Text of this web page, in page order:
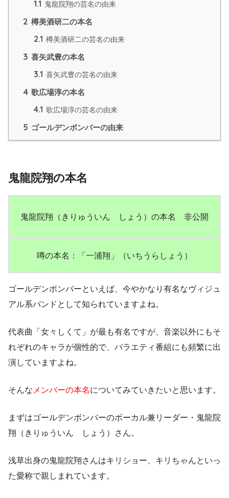
1.1 鬼龍院翔の芸名の由来
2 樽美酒研二の本名
2.1 樽美酒研二の芸名の由来
3 喜矢武豊の本名
3.1 喜矢武豊の芸名の由来
4 歌広場淳の本名
4.1 歌広場淳の芸名の由来
5 ゴールデンボンバーの由来
鬼龍院翔の本名
鬼龍院翔（きりゅういん しょう）の本名 非公開
噂の本名：「一浦翔」（いちうらしょう）
ゴールデンボンバーといえば、今やかなり有名なヴィジュ
アル系バンドとして知られていますよね。
代表曲 「女々しくて」 が最も有名ですが、音楽以外にもそ
れぞれのキャラが個性的で、バラエティ番組にも頻繁に出
演していますよね。
そんな メンバーの本名についてみていきたいと思います。
まずはゴールデンボンバーのボーカル兼リーダー・ 鬼龍院
翔（きりゅういん しょう）
さん。
浅草出身の鬼龍院翔さんはキリショー、キリちゃんといっ
た愛称で親しまれています。